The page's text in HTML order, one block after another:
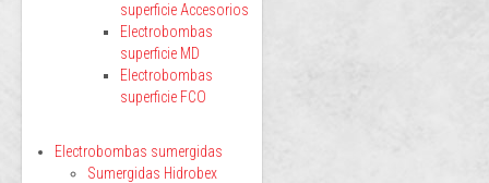
superficie Accesorios
Electrobombas
superficie MD
Electrobombas
superficie FCO
Electrobombas sumergidas
Sumergidas Hidrobex